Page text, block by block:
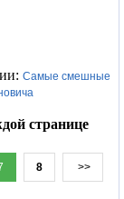
Самые смешные
странице
8 >>